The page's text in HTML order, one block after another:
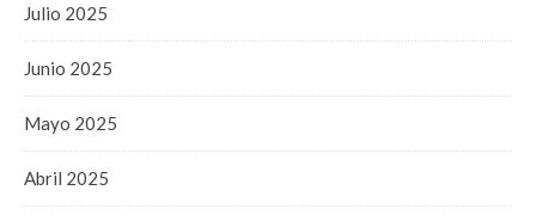
Julio 2025
Junio 2025
Mayo 2025
Abril 2025